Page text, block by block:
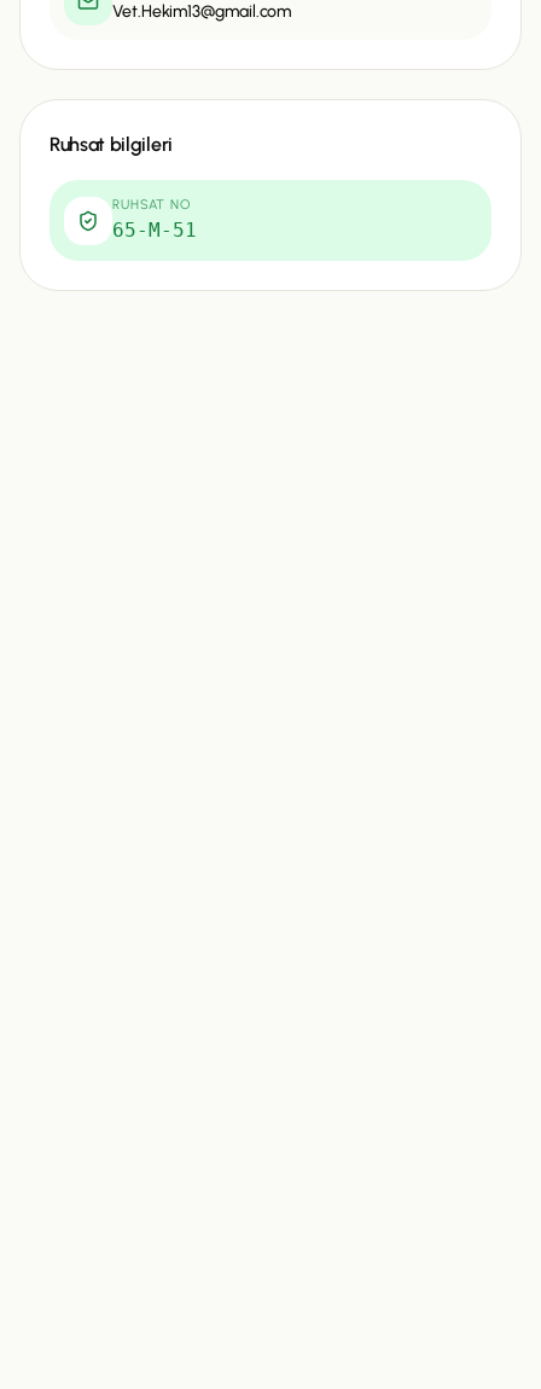
Vet.Hekim13@gmail.com
Ruhsat bilgileri
RUHSAT NO
65-M-51